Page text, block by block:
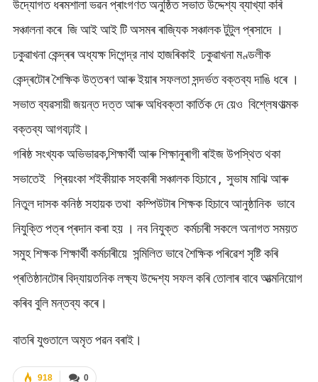
উদ্যোগত ধৰমশালা ভৱন প্ৰাংগণত অনুষ্ঠিত সভাত উদ্দেশ্য ব্যাখ্যা কৰি
সঞ্চালনা কৰে জি আই আই টি অসমৰ ৰাজ্যিক সঞ্চালক টুটুল প্ৰসাদে ।
ঢকুৱাখনা কেন্দ্ৰৰ অধ্যক্ষ দিগেন্দ্র নাথ হাজৰিকাই ঢকুৱাখনা মণ্ডলীক
কেন্দ্ৰটোৰ শৈক্ষিক উত্তৰণ আৰু ইয়াৰ সফলতা সন্দৰ্ভত বক্তব্য দাঙি ধৰে ।
সভাত ব্যৱসায়ী জয়ন্ত দত্ত আৰু অধিবক্তা কাৰ্তিক দে য়েও বিশ্লেষণাত্মক
বক্তব্য আগবঢ়াই।
গৰিষ্ঠ সংখ্যক অভিভাৱক,শিক্ষাৰ্থী আৰু শিক্ষানুৰাগী ৰাইজ উপস্থিত থকা
সভাতেই প্ৰিয়ংকা শইকীয়াক সহকাৰী সঞ্চালক হিচাবে , সুভাষ মাঝি আৰু
নিতুল দাসক কনিষ্ঠ সহায়ক তথা কম্পিউটাৰ শিক্ষক হিচাবে আনুষ্ঠানিক ভাবে
নিযুক্তি পত্ৰ প্ৰদান কৰা হয় । নব নিযুক্ত কৰ্মচাৰী সকলে অনাগত সময়ত
সমুহ শিক্ষক শিক্ষাৰ্থী কৰ্মচাৰীয়ে সন্মিলিত ভাবে শৈক্ষিক পৰিৱেশ সৃষ্টি কৰি
প্ৰতিষ্ঠানটোৰ বিদ্যায়তনিক লক্ষ্য উদ্দেশ্য সফল কৰি তোলাৰ বাবে আত্মনিয়োগ
কৰিব বুলি মন্তব্য কৰে।
বাতৰি যুগুতালে অমৃত পৱন বৰাই।
0
918